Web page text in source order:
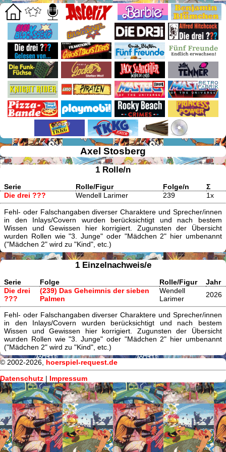
Axel Stosberg
1 Rolle/n
Serie Rolle/Figur Folge/n
Σ
Die drei ???
Wendell Larimer 239 1x
Fehl- oder Falschangaben diverser Charaktere und Sprecher/innen
in den Inlays/Covern wurden berücksichtigt und nach bestem
Wissen und Gewissen hier korrigiert. Zugunsten der Übersicht
wurden Rollen wie "3. Junge" oder "Mädchen 2" hier umbenannt
("Mädchen 2" wird zu "Kind", etc.)
1 Einzelnachweis/e
Serie Folge Rolle/Figur
Jahr
Die drei
???
(239) Das Geheimnis der sieben
Palmen
Wendell
Larimer
2026
Fehl- oder Falschangaben diverser Charaktere und Sprecher/innen
in den Inlays/Covern wurden berücksichtigt und nach bestem
Wissen und Gewissen hier korrigiert. Zugunsten der Übersicht
wurden Rollen wie "3. Junge" oder "Mädchen 2" hier umbenannt
("Mädchen 2" wird zu "Kind", etc.)
© 2002-2026, hoerspiel-request.de
Datenschutz | Impressum